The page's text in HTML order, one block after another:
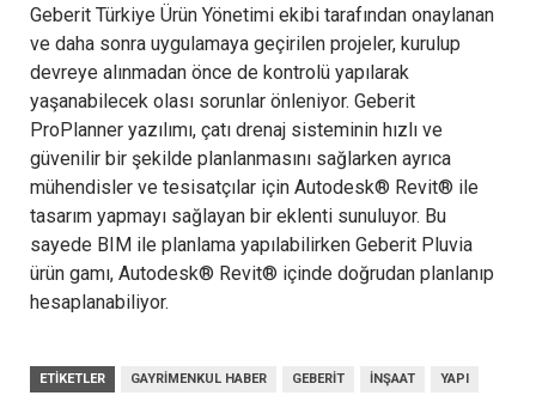
Geberit Türkiye Ürün Yönetimi ekibi tarafından onaylanan
ve daha sonra uygulamaya geçirilen projeler, kurulup
devreye alınmadan önce de kontrolü yapılarak
yaşanabilecek olası sorunlar önleniyor. Geberit
ProPlanner yazılımı, çatı drenaj sisteminin hızlı ve
güvenilir bir şekilde planlanmasını sağlarken ayrıca
mühendisler ve tesisatçılar için Autodesk® Revit® ile
tasarım yapmayı sağlayan bir eklenti sunuluyor. Bu
sayede BIM ile planlama yapılabilirken Geberit Pluvia
ürün gamı, Autodesk® Revit® içinde doğrudan planlanıp
hesaplanabiliyor.
ETIKETLER GAYRIMENKUL HABER GEBERIT INŞAAT YAPI